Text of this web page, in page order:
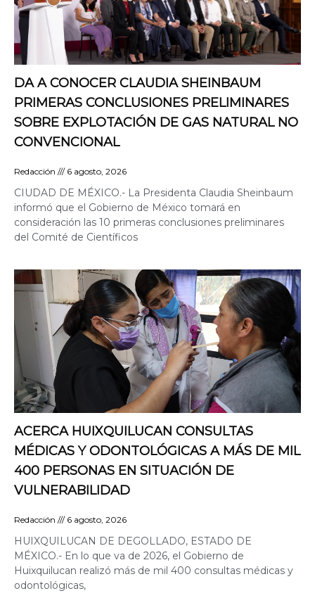
DA A CONOCER CLAUDIA SHEINBAUM
PRIMERAS CONCLUSIONES PRELIMINARES
SOBRE EXPLOTACIÓN DE GAS NATURAL NO
CONVENCIONAL
Redacción 6 agosto, 2026
CIUDAD DE MÉXICO.- La Presidenta Claudia Sheinbaum
informó que el Gobierno de México tomará en
consideración las 10 primeras conclusiones preliminares
del Comité de Científicos
ACERCA HUIXQUILUCAN CONSULTAS
MÉDICAS Y ODONTOLÓGICAS A MÁS DE MIL
400 PERSONAS EN SITUACIÓN DE
VULNERABILIDAD
Redacción 6 agosto, 2026
HUIXQUILUCAN DE DEGOLLADO, ESTADO DE
MÉXICO.- En lo que va de 2026, el Gobierno de
Huixquilucan realizó más de mil 400 consultas médicas y
odontológicas,